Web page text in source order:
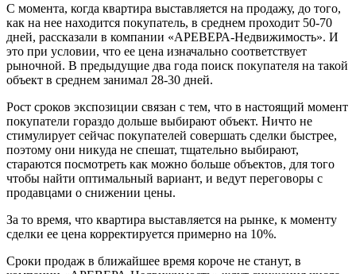
С момента, когда квартира выставляется на продажу, до того,
как на нее находится покупатель, в среднем проходит 50-70
дней, рассказали в компании «АРЕВЕРА-Недвижимость». И
это при условии, что ее цена изначально соответствует
рыночной. В предыдущие два года поиск покупателя на такой
объект в среднем занимал 28-30 дней.
Рост сроков экспозиции связан с тем, что в настоящий момент
покупатели гораздо дольше выбирают объект. Ничто не
стимулирует сейчас покупателей совершать сделки быстрее,
поэтому они никуда не спешат, тщательно выбирают,
стараются посмотреть как можно больше объектов, для того
чтобы найти оптимальный вариант, и ведут переговоры с
продавцами о снижении цены.
За то время, что квартира выставляется на рынке, к моменту
сделки ее цена корректируется примерно на 10%.
Сроки продаж в ближайшее время короче не станут, в